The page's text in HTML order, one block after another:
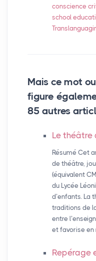
conscience
school
Mais ce mot
figure
85 autres
Le théâtre
Résumé Cet
de théâtre,
(équivalent
du Lycée
d’enfants. La
traditions de
entre
et favorise en
Repérage